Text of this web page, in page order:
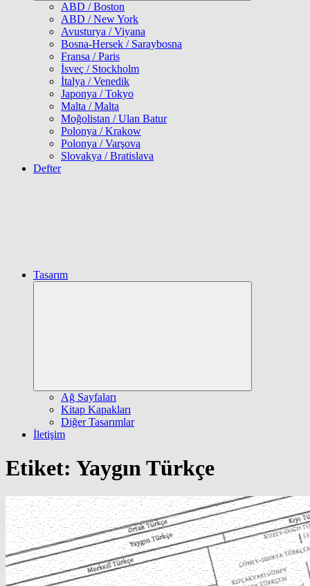
ABD / Boston
ABD / New York
Avusturya / Viyana
Bosna-Hersek / Saraybosna
Fransa / Paris
İsveç / Stockholm
İtalya / Venedik
Japonya / Tokyo
Malta / Malta
Moğolistan / Ulan Batur
Polonya / Krakow
Polonya / Varşova
Slovakya / Bratislava
Defter
Tasarım
Ağ Sayfaları
Kitap Kapakları
Diğer Tasarımlar
İletişim
Etiket: Yaygın Türkçe